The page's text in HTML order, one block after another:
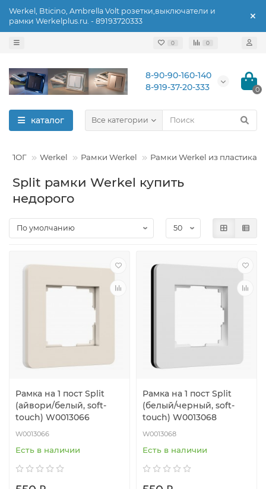
Werkel, Bticino, Ambrella Volt розетки,выключатели и
рамки Werkelplus.ru. - 89193720333
0 0
8-90-90-160-140
8-919-37-20-333
0
каталог Все категории
Werkel Рамки Werkel Рамки Werkel из пластика
Split рамки Werkel купить
недорого
Рамка на 1 пост Split
(айвори/белый, soft-
touch) W0013066
W0013066
Есть в наличии
Рамка на 1 пост Split
(белый/черный, soft-
touch) W0013068
W0013068
Есть в наличии